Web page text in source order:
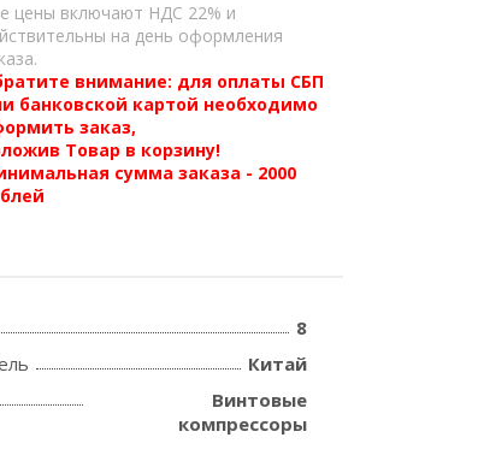
цены включают НДС 22% и
на день оформления
внимание: для оплаты СБП
банковской картой необходимо
заказ,
Товар в корзину!
сумма заказа - 2000
8
Китай
Винтовые
компрессоры